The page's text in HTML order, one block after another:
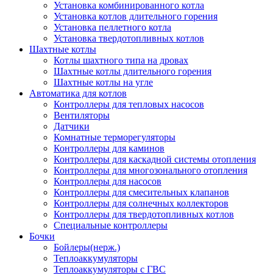
Установка комбинированного котла
Установка котлов длительного горения
Установка пеллетного котла
Установка твердотопливных котлов
Шахтные котлы
Котлы шахтного типа на дровах
Шахтные котлы длительного горения
Шахтные котлы на угле
Автоматика для котлов
Контроллеры для тепловых насосов
Вентиляторы
Датчики
Комнатные терморегуляторы
Контроллеры для каминов
Контроллеры для каскадной системы отопления
Контроллеры для многозонального отопления
Контроллеры для насосов
Контроллеры для смесительных клапанов
Контроллеры для солнечных коллекторов
Контроллеры для твердотопливных котлов
Специальные контроллеры
Бочки
Бойлеры(нерж.)
Теплоаккумуляторы
Теплоаккумуляторы с ГВС